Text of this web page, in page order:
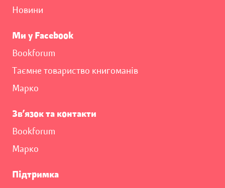
Новини
Ми у Facebook
Bookforum
Таємне товариство книгоманів
Марко
Зв’язок та контакти
Bookforum
Марко
Підтримка